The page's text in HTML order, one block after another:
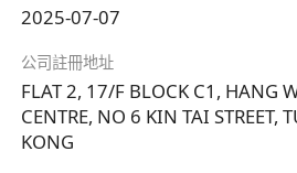
2025-07-07
公司註冊地址
FLAT 2, 17/F BLOCK C1, HANG
CENTRE, NO 6 KIN TAI STREET,
KONG